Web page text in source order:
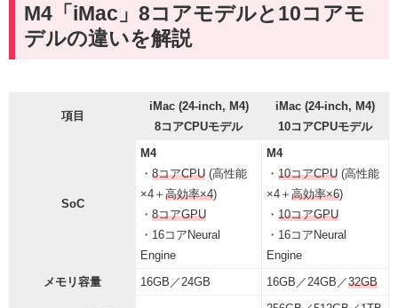
M4「iMac」8コアモデルと10コアモ
デルの違いを解説
項目
iMac (24-inch, M4)
8コアCPUモデル
iMac (24-inch, M4)
10コアCPUモデル
SoC
M4
・ 8コアCPU (高性能
×4＋ 高効率×4)
・ 8コアGPU
・16コアNeural
Engine
M4
・ 10コアCPU (高性能
×4＋ 高効率×6)
・ 10コアGPU
・16コアNeural
Engine
メモリ容量
16GB／24GB 16GB／24GB／32GB